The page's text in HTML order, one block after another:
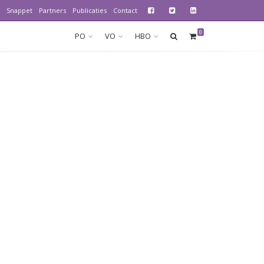
Snappet Partners Publicaties Contact
PO VO HBO 0